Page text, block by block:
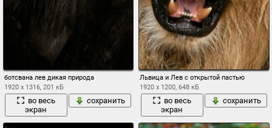
ботсвана лев дикая природа
1920 x 1316, 201 кБ
во весь
экран
сохранить
Львица и Лев с открытой пастью
1920 x 1200, 648 кБ
во весь
экран
сохранить